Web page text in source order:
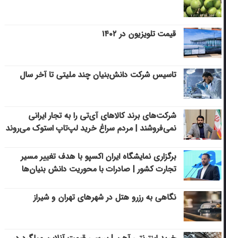
قیمت تلویزیون در ۱۴۰۲
تاسیس شرکت دانش‌بنیان چند ملیتی تا آخر سال
شرکت‌های برند کالاهای آی‌تی را به تجار ایرانی
نمی‌فروشند | مردم سراغ خرید لپ‌تاپ استوک می‌روند
برگزاری نمایشگاه ایران اکسپو با هدف تغییر مسیر
تجارت کشور | صادرات با محوریت دانش بنیان‌ها
نگاهی به رزرو هتل در شهرهای تهران و شیراز